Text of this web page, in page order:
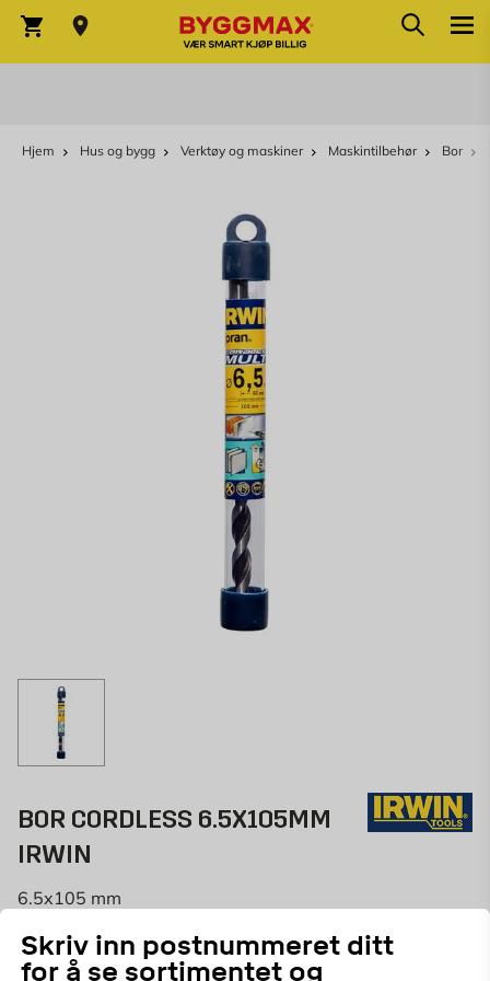
Skriv inn postnummeret ditt
for å se sortimentet og
Varekurv Søk
Hjem Hus og bygg Verktøy og maskiner Maskintilbehør Bor
BOR CORDLESS 6.5X105MM
IRWIN
6.5x105 mm
ART.NR: 42444